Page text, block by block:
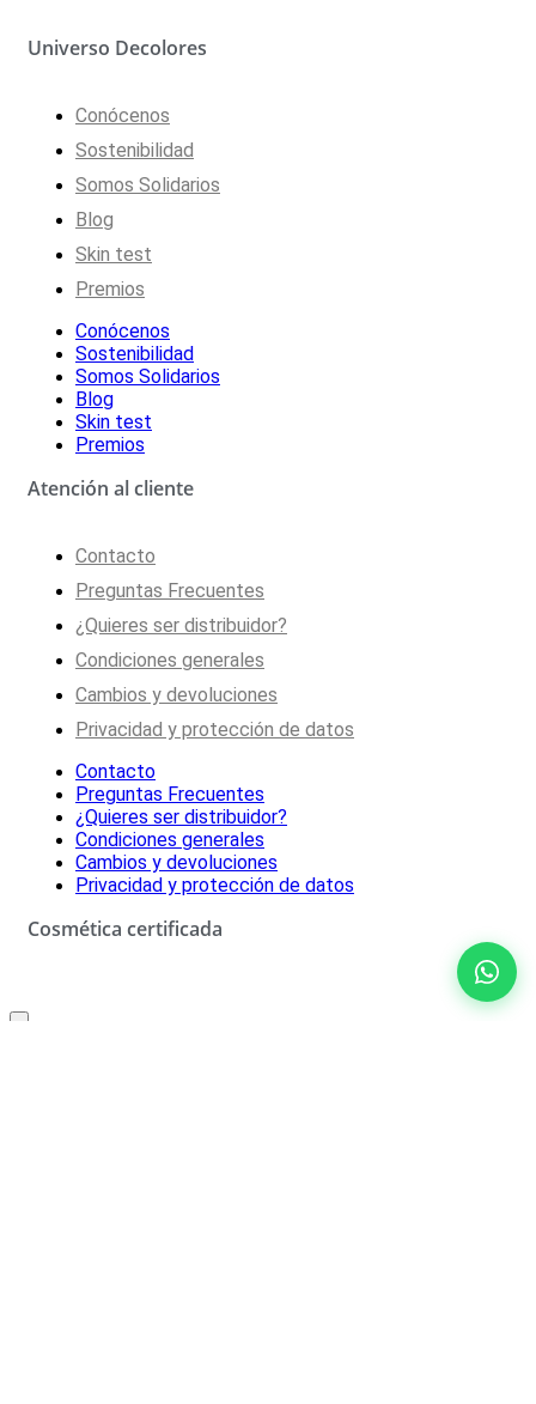
Universo Decolores
Conócenos
Sostenibilidad
Somos Solidarios
Blog
Skin test
Premios
Conócenos
Sostenibilidad
Somos Solidarios
Blog
Skin test
Premios
Atención al cliente
Contacto
Preguntas Frecuentes
¿Quieres ser distribuidor?
Condiciones generales
Cambios y devoluciones
Privacidad y protección de datos
Contacto
Preguntas Frecuentes
¿Quieres ser distribuidor?
Condiciones generales
Cambios y devoluciones
Privacidad y protección de datos
Cosmética certificada